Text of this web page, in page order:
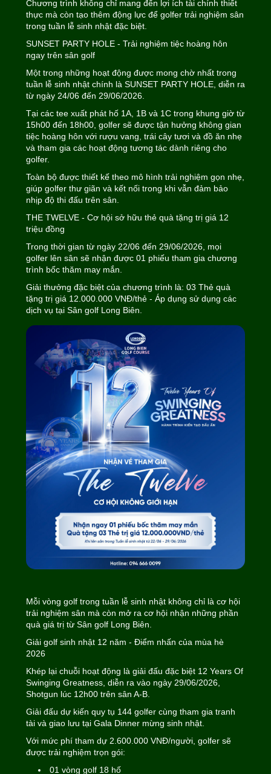
Chương trình không chỉ mang đến lợi ích tài chính thiết
thực mà còn tạo thêm động lực để golfer trải nghiệm sân
trong tuần lễ sinh nhật đặc biệt.
SUNSET PARTY HOLE - Trải nghiệm tiệc hoàng hôn
ngay trên sân golf
Một trong những hoạt động được mong chờ nhất trong
tuần lễ sinh nhật chính là SUNSET PARTY HOLE, diễn ra
từ ngày 24/06 đến 29/06/2026.
Tại các tee xuất phát hố 1A, 1B và 1C trong khung giờ từ
15h00 đến 18h00, golfer sẽ được tận hưởng không gian
tiệc hoàng hôn với rượu vang, trái cây tươi và đồ ăn nhẹ
và tham gia các hoạt động tương tác dành riêng cho
golfer.
Toàn bộ được thiết kế theo mô hình trải nghiệm gọn nhẹ,
giúp golfer thư giãn và kết nối trong khi vẫn đảm bảo
nhịp độ thi đấu trên sân.
THE TWELVE - Cơ hội sở hữu thẻ quà tặng trị giá 12
triệu đồng
Trong thời gian từ ngày 22/06 đến 29/06/2026, mọi
golfer lên sân sẽ nhận được 01 phiếu tham gia chương
trình bốc thăm may mắn.
Giải thưởng đặc biệt của chương trình là: 03 Thẻ quà
tặng trị giá 12.000.000 VNĐ/thẻ - Áp dụng sử dụng các
dịch vụ tại Sân golf Long Biên.
Mỗi vòng golf trong tuần lễ sinh nhật không chỉ là cơ hội
trải nghiệm sân mà còn mở ra cơ hội nhận những phần
quà giá trị từ Sân golf Long Biên.
Giải golf sinh nhật 12 năm - Điểm nhấn của mùa hè
2026
Khép lại chuỗi hoạt động là giải đấu đặc biệt 12 Years Of
Swinging Greatness, diễn ra vào ngày 29/06/2026,
Shotgun lúc 12h00 trên sân A-B.
Giải đấu dự kiến quy tụ 144 golfer cùng tham gia tranh
tài và giao lưu tại Gala Dinner mừng sinh nhật.
Với mức phí tham dự 2.600.000 VNĐ/người, golfer sẽ
được trải nghiệm trọn gói:
01 vòng golf 18 hố